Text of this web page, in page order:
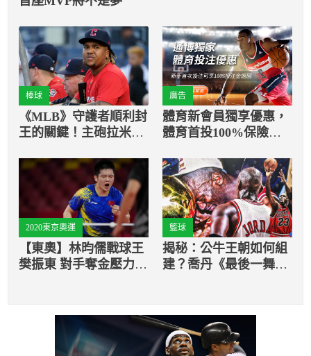
棒球
《MLB》守護者順利封
王的關鍵！主砲拉米瑞
廣告
體育新會員獨享優惠，
體育首投100%保險返
2020東京奧運
【東奧】林昀儒戰球王
樊振東 對手奪金壓力山
籃球
揭秘：公牛王朝如何組
建？喬丹《最後一舞》